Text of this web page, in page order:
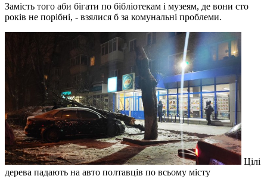
Замість того аби бігати по бібліотекам і музеям, де вони сто
років не порібні, - взялися б за комунальні проблеми.
Цілі
дерева падають на авто полтавців по всьому місту